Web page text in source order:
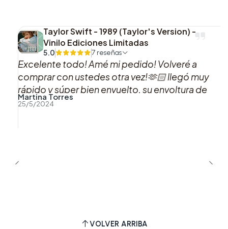
Taylor Swift - 1989 (Taylor's Version) -
Vinilo Ediciones Limitadas
5.0 7 reseñas
Excelente todo! Amé mi pedido! Volveré a
comprar con ustedes otra vez!🫶🏻 llegó muy
rápido y súper bien envuelto, su envoltura de
acorde a los colores del vinilo me pareció
Martina Torres
25/5/2024
VOLVER ARRIBA